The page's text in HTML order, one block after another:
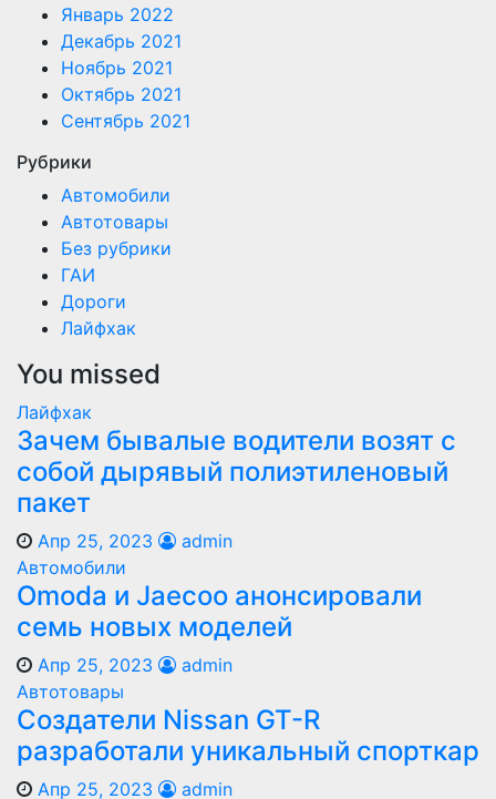
Январь 2022
Декабрь 2021
Ноябрь 2021
Октябрь 2021
Сентябрь 2021
Рубрики
Автомобили
Автотовары
Без рубрики
ГАИ
Дороги
Лайфхак
You missed
Лайфхак
Зачем бывалые водители возят с
собой дырявый полиэтиленовый
пакет
Апр 25, 2023
admin
Автомобили
Оmoda и Jaecoo анонсировали
семь новых моделей
Апр 25, 2023
admin
Автотовары
Создатели Nissan GT-R
разработали уникальный спорткар
Апр 25, 2023 admin